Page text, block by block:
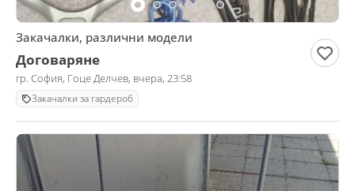
Закачалки, различни модели
Договаряне
гр. София, Гоце Делчев, вчера, 23:58
Закачалки за гардероб